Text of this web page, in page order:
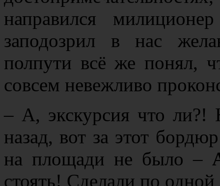
направился
заподозрил в нас
полпути всё же понял,
совсем невежливо
– А, экскурсия что ли?!
назад, вот за этот
на площади не было –
стоять! Сделали по